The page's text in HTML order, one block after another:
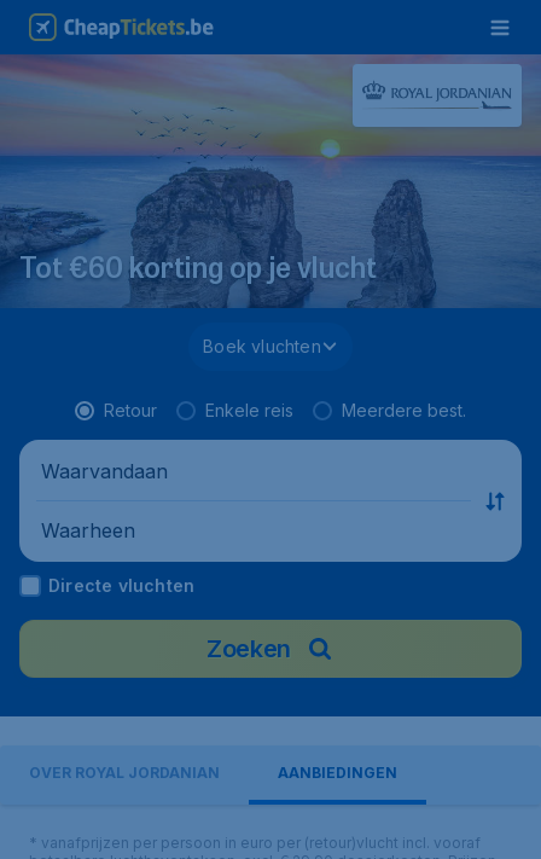
Tot €60 korting op je vlucht
Boek vluchten
Retour Enkele reis Meerdere best.
Waarvandaan
Waarheen
Directe vluchten
Zoeken
OVER ROYAL JORDANIAN AANBIEDINGEN
* vanafprijzen per persoon in euro per (retour)vlucht incl. vooraf